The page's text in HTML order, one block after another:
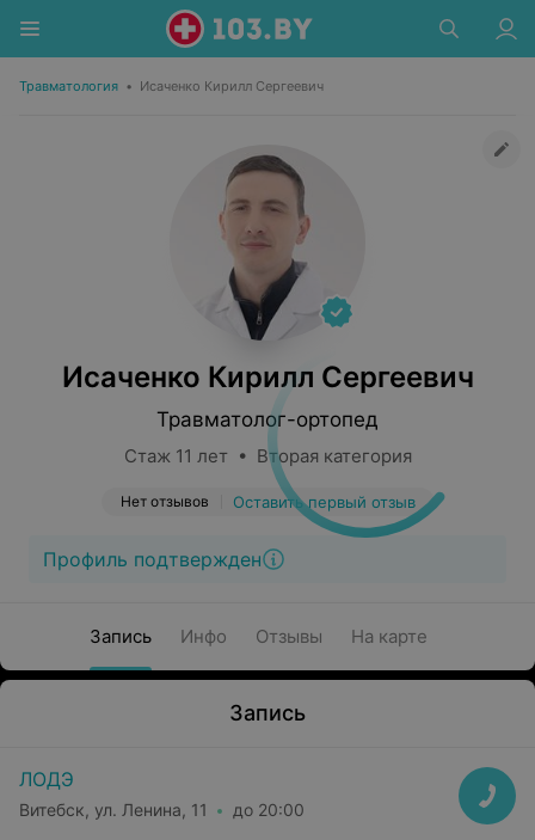
Травматология • Исаченко Кирилл Сергеевич
Исаченко Кирилл Сергеевич
Травматолог-ортопед
Стаж 11 лет • Вторая категория
Нет отзывов Оставить первый отзыв
Профиль подтвержден
Запись Инфо Отзывы На карте
Запись
ЛОДЭ
Витебск, ул. Ленина, 11 до 20:00